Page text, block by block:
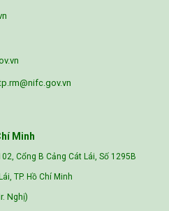
Minh
Cổng B Cảng Cát Lái, Số 1295B
TP. Hồ Chí Minh
Nghị)